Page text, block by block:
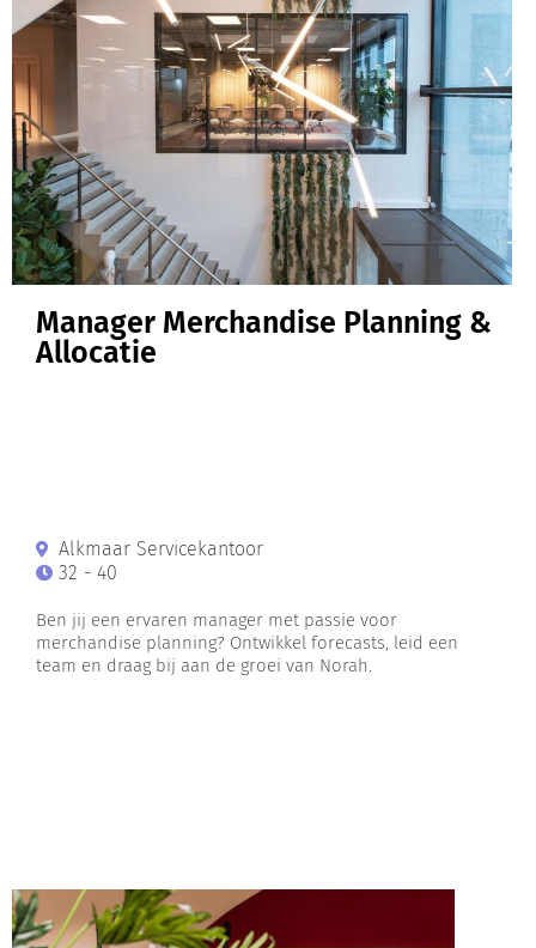
Manager Merchandise Planning &
Allocatie
Alkmaar Servicekantoor
32 - 40
Ben jij een ervaren manager met passie voor
merchandise planning? Ontwikkel forecasts, leid een
team en draag bij aan de groei van Norah.